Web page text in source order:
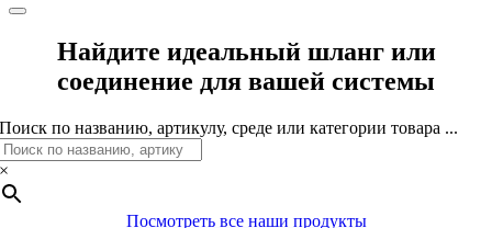
Найдите идеальный шланг или
соединение для вашей системы
Поиск по названию, артикулу, среде или категории товара ...
×
Посмотреть все наши продукты